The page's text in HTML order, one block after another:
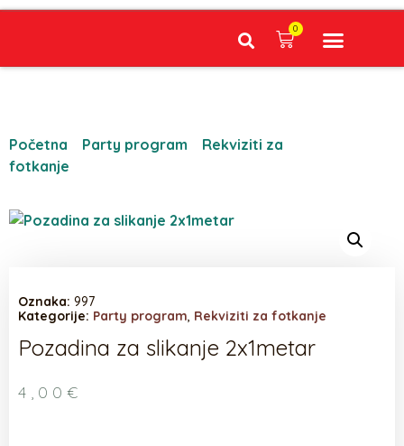
0
Početna Party program
Rekviziti za
fotkanje
Oznaka: 997
Kategorije: Party program Rekviziti za fotkanje
Pozadina za slikanje 2x1metar
4,00 €